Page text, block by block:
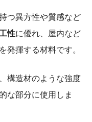
つ異方性や質感など
性に優れ、屋内など
発揮する材料です。
構造材のような強度
な部分に使用しま